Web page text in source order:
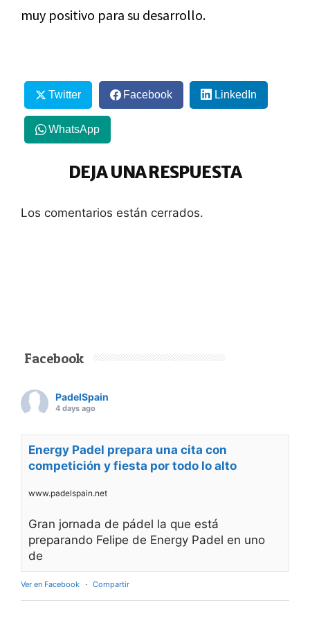
muy positivo para su desarrollo.
Twitter Facebook LinkedIn
WhatsApp
DEJA UNA RESPUESTA
Los comentarios están cerrados.
Facebook
PadelSpain
4 days ago
Energy Padel prepara una cita con
competición y fiesta por todo lo alto
www.padelspain.net
Gran jornada de pádel la que está
preparando Felipe de Energy Padel en uno
de
Ver en Facebook · Compartir